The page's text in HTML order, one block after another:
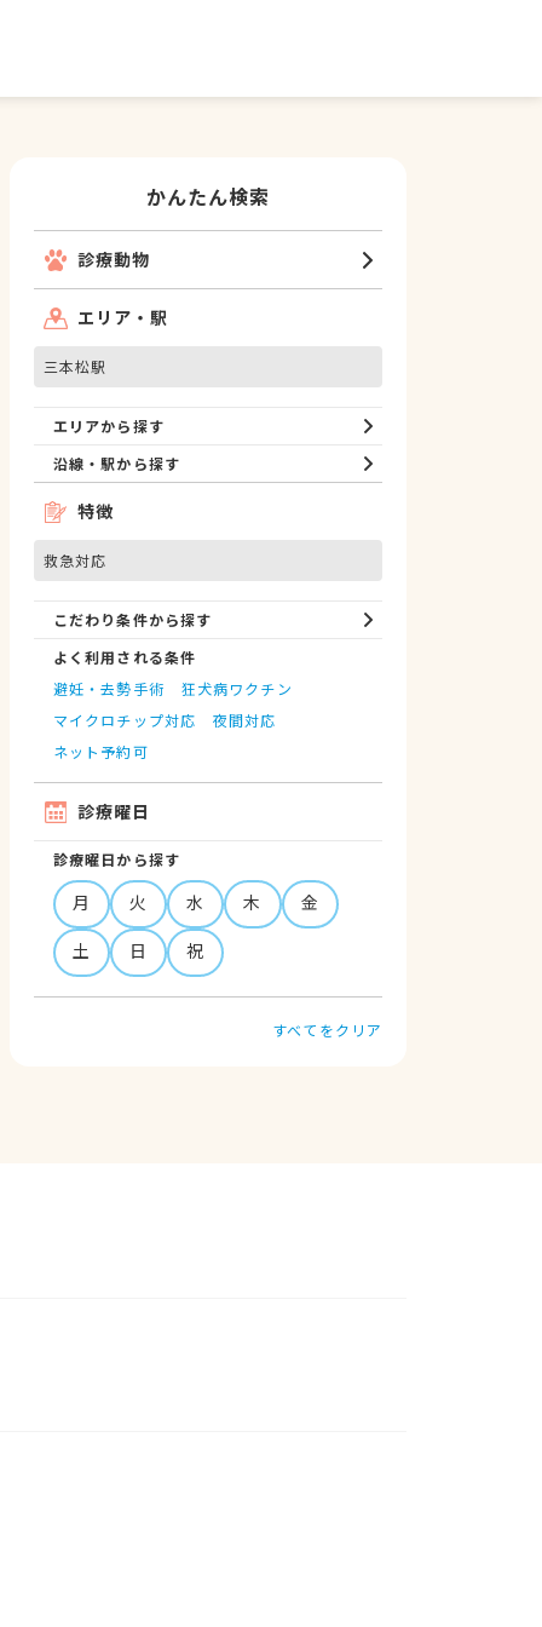
かんたん検索
診療動物
エリア・駅
三本松駅
エリアから探す
沿線・駅から探す
特徴
救急対応
こだわり条件から探す
よく利用される条件
避妊・去勢手術
狂犬病ワクチン
マイクロチップ対応
夜間対応
ネット予約可
診療曜日
診療曜日から探す
月 火 水 木
金
土
日 祝
すべてをクリア